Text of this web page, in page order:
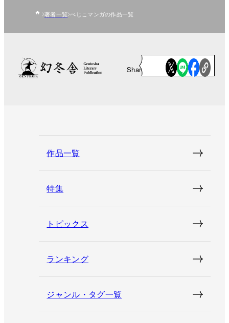
著者一覧 べじこマンガの作品一覧
Share
作品一覧
特集
トピックス
ランキング
ジャンル・タグ一覧